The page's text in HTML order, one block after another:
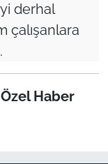
derhal
çalışanlara
Haber